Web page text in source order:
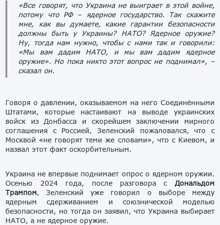
«Все говорят, что Украина не выиграет в этой войне,
потому что РФ – ядерное государство. Так скажите
мне, как вы думаете, какие гарантии безопасности
должны быть у Украины? НАТО? Ядерное оружие?
Ну, тогда нам нужно, чтобы с нами так и говорили:
«Мы вам дадим НАТО, и мы вам дадим ядерное
оружие». Но пока никто этот вопрос не поднимал»,–
сказал он.
Говоря о давлении, оказываемом на него Соединёнными
Штатами, которые настаивают на выводе украинских
войск из Донбасса и скорейшем заключении мирного
соглашения с Россией, Зеленский пожаловался, что с
Москвой «не говорят теми же словами», что с Киевом, и
назвал этот факт оскорбительным.
Украина не впервые поднимает опрос о ядерном оружии.
Осенью 2024 года, после разговора с Дональдом
Трампом, Зеленский уже говорил о выборе между
ядерным сдерживанием и союзнической моделью
безопасности, но тогда он заявил, что Украина выбирает
НАТО, а не ядерное оружие.